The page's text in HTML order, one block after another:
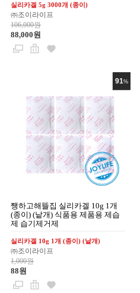
실리카겔 5g 3000개 (종이)
㈜조이라이프
106,000원
88,000원
91%
쨍하고해뜰집 실리카겔 10g 1개
(종이) (낱개) 식품용 제품용 제습
제 습기제거제
실리카겔 10g 1개 (종이) (낱개)
㈜조이라이프
1,000원
88원